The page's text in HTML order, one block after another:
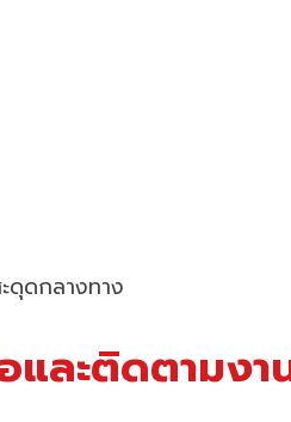
ดุดกลางทาง
และติดตามงา